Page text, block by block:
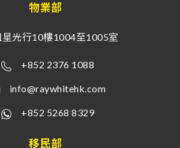
物業部
星光行10樓1004至1005室
+852 2376 1088
info@raywhitehk.com
+852 5268 8329
移民部